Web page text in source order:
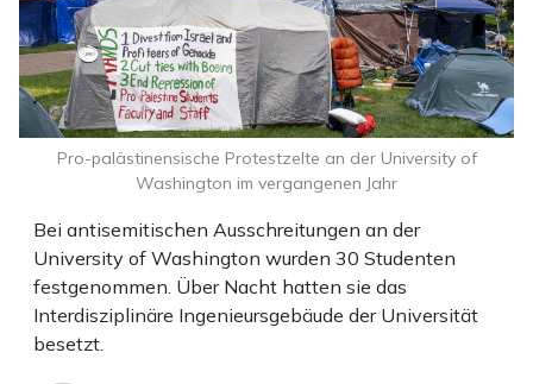
Bei antisemitischen Ausschreitungen an der
University of Washington wurden 30 Studenten
festgenommen. Über Nacht hatten sie das
Interdisziplinäre Ingenieursgebäude der Universität
besetzt.
Pro-palästinensische Protestzelte an der University of
Washington im vergangenen Jahr